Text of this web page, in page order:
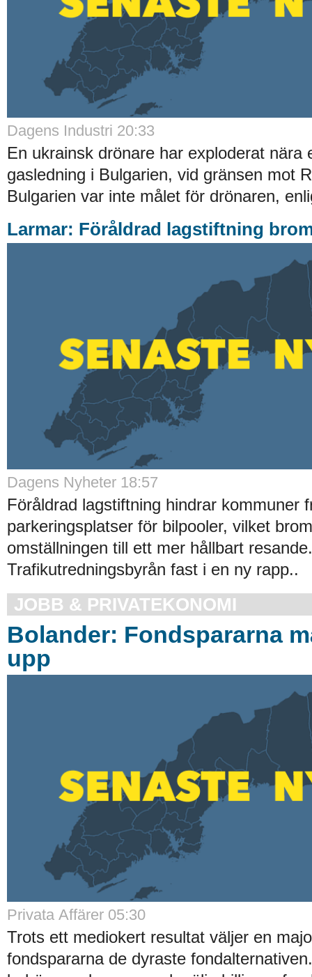
Dagens Industri 20:33
En ukrainsk drönare har exploderat nära
gasledning i Bulgarien, vid gränsen mot
Bulgarien var inte målet för drönaren,
Larmar: Föråldrad lagstiftning
Dagens Nyheter 18:57
Föråldrad lagstiftning hindrar kommuner
parkeringsplatser för bilpooler, vilket
omställningen till ett mer hållbart
Trafikutredningsbyrån fast i en ny rapp..
JOBB & PRIVATEKONOMI
Bolander: Fondspararna
upp
Privata Affärer 05:30
Trots ett mediokert resultat väljer en
fondspararna de dyraste